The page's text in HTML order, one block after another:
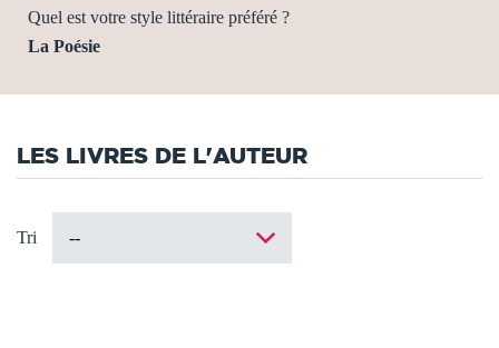
Quel est votre style littéraire préféré ?
La Poésie
LES LIVRES DE L'AUTEUR
Tri